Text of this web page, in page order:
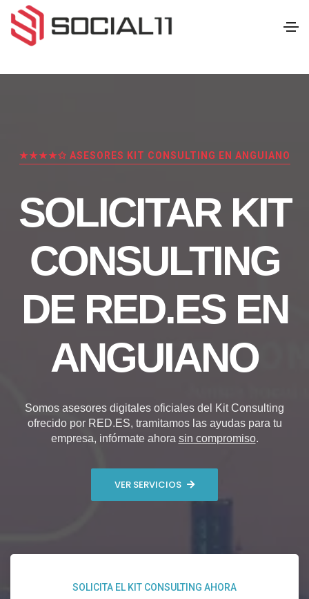
★★★★✩ ASESORES KIT CONSULTING EN ANGUIANO
SOLICITAR KIT
CONSULTING
DE RED.ES EN
ANGUIANO
Somos asesores digitales oficiales del Kit Consulting
ofrecido por RED.ES, tramitamos las ayudas para tu
empresa, infórmate ahora sin compromiso.
VER SERVICIOS
SOLICITA EL KIT CONSULTING AHORA